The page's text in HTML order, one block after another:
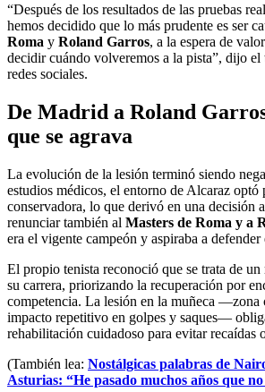
“Después de los resultados de las pruebas
hemos decidido que lo más prudente es ser
Roma y Roland Garros, a la espera de
decidir cuándo volveremos a la pista”, dijo el
redes sociales.
De Madrid a Roland
que se agrava
La evolución de la lesión terminó siendo
estudios médicos, el entorno de Alcaraz optó
conservadora, lo que derivó en una decisión
renunciar también al Masters de Roma y a
era el vigente campeón y aspiraba a
El propio tenista reconoció que se trata de
su carrera, priorizando la recuperación por
competencia. La lesión en la muñeca —zona
impacto repetitivo en golpes y saques—
rehabilitación cuidadoso para evitar recaídas
(También lea: Nostálgicas palabras de
Asturias: “He pasado muchos años que